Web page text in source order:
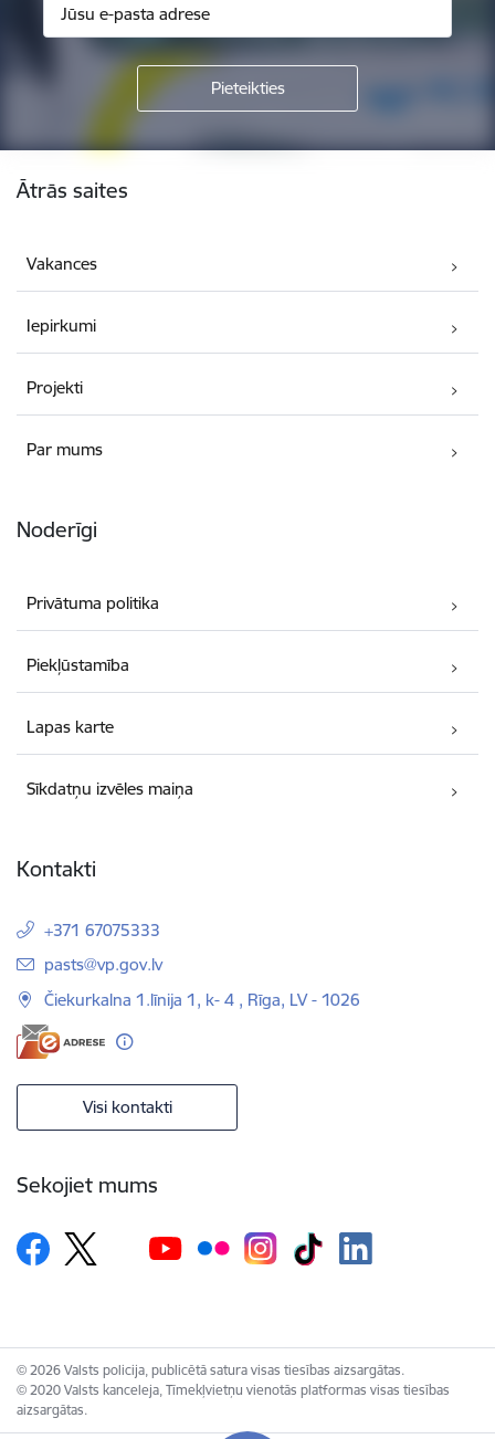
Ātrās saites
Vakances
Iepirkumi
Projekti
Par mums
Noderīgi
Privātuma politika
Piekļūstamība
Lapas karte
Sīkdatņu izvēles maiņa
Kontakti
+371 67075333
E-pasts:
pasts@vp.gov.lv
Čiekurkalna 1.līnija 1, k- 4 , Rīga, LV - 1026
Visi kontakti
Sekojiet mums
© 2026 Valsts policija, publicētā satura visas tiesības aizsargātas.
© 2020 Valsts kanceleja, Tīmekļvietņu vienotās platformas visas tiesības
aizsargātas.